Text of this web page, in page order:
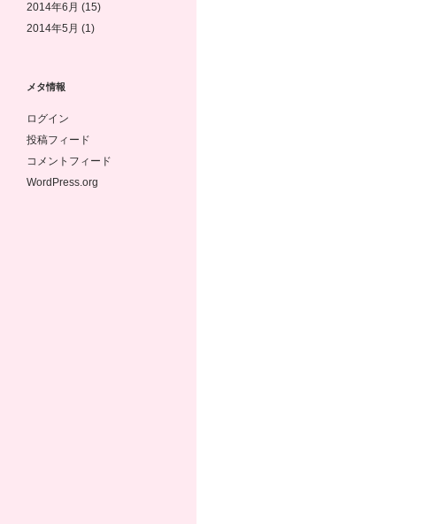
2014年6月 (15)
2014年5月 (1)
メタ情報
ログイン
投稿フィード
コメントフィード
WordPress.org